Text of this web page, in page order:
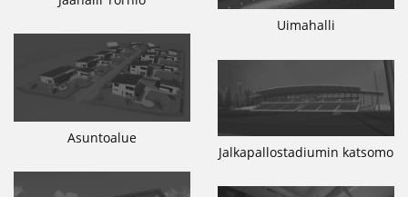
Uimahalli
Asuntoalue
Jalkapallostadiumin katsomo